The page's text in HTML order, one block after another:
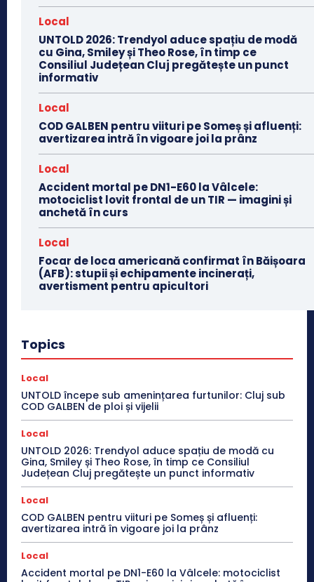
Local
UNTOLD 2026: Trendyol aduce spațiu de modă
cu Gina, Smiley și Theo Rose, în timp ce
Consiliul Județean Cluj pregătește un punct
informativ
Local
COD GALBEN pentru viituri pe Someș și afluenți:
avertizarea intră în vigoare joi la prânz
Local
Accident mortal pe DN1-E60 la Vâlcele:
motociclist lovit frontal de un TIR — imagini și
anchetă în curs
Local
Focar de loca americană confirmat în Băișoara
(AFB): stupii și echipamente incinerați,
avertisment pentru apicultori
Topics
Local
UNTOLD începe sub amenințarea furtunilor: Cluj sub
COD GALBEN de ploi și vijelii
Local
UNTOLD 2026: Trendyol aduce spațiu de modă cu
Gina, Smiley și Theo Rose, în timp ce Consiliul
Județean Cluj pregătește un punct informativ
Local
COD GALBEN pentru viituri pe Someș și afluenți:
avertizarea intră în vigoare joi la prânz
Local
Accident mortal pe DN1-E60 la Vâlcele: motociclist